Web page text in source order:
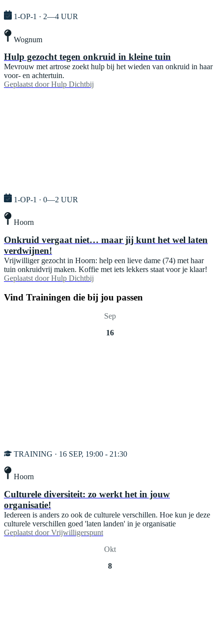
1-OP-1 · 2—4 UUR
Wognum
Hulp gezocht tegen onkruid in kleine tuin
Mevrouw met artrose zoekt hulp bij het wieden van onkruid in haar
voor- en achtertuin.
Geplaatst door Hulp Dichtbij
1-OP-1 · 0—2 UUR
Hoorn
Onkruid vergaat niet… maar jij kunt het wel laten
verdwijnen!
Vrijwilliger gezocht in Hoorn: help een lieve dame (74) met haar
tuin onkruidvrij maken. Koffie met iets lekkers staat voor je klaar!
Geplaatst door Hulp Dichtbij
Vind Trainingen die bij jou passen
Sep
16
TRAINING · 16 SEP, 19:00 - 21:30
Hoorn
Culturele diversiteit: zo werkt het in jouw
organisatie!
Iedereen is anders zo ook de culturele verschillen. Hoe kun je deze
culturele verschillen goed 'laten landen' in je organisatie
Geplaatst door Vrijwilligerspunt
Okt
8